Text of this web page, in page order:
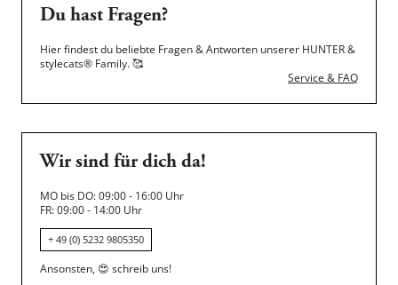
Du hast Fragen?
Hier findest du beliebte Fragen & Antworten unserer HUNTER &
stylecats® Family.🥰
Service & FAQ
Wir sind für dich da!
MO bis DO: 09:00 - 16:00 Uhr
FR: 09:00 - 14:00 Uhr
+ 49 (0) 5232 9805350
Ansonsten, 😍 schreib uns!